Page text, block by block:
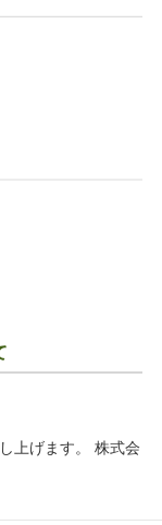
上げます。 株式会